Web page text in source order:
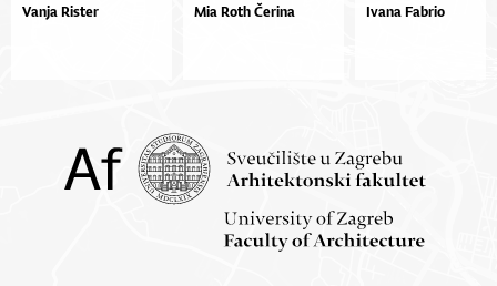
Vanja Rister Mia Roth Čerina Ivana Fabrio